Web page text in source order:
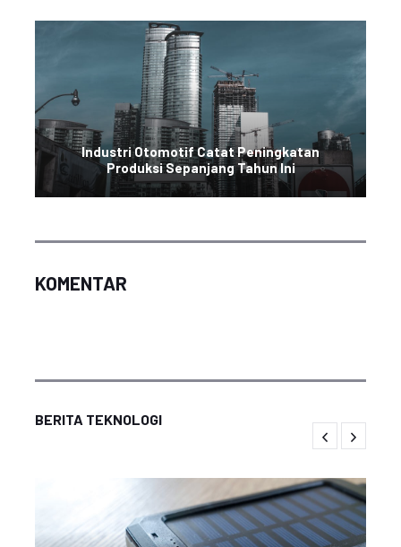
Industri Otomotif Catat Peningkatan
Produksi Sepanjang Tahun Ini
KOMENTAR
BERITA TEKNOLOGI